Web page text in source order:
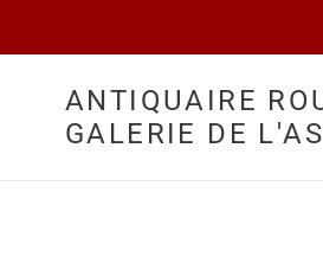
ANTIQUAIRE
GALERIE DE